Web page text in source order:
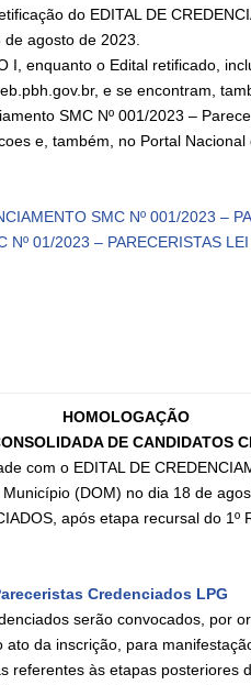
do EDITAL DE
de agosto de 2023.
I, enquanto o Edital retificado,
e se encontram,
SMC Nº 001/2023 –
e, também, no Portal
SMC Nº 001/2023 –
01/2023 – PARECERISTAS
HOMOLOGAÇÃO
DE CANDIDATOS
com o EDITAL DE
(DOM) no dia 18 de
após etapa recursal do
Credenciados LPG
serão convocados, por
da inscrição, para
referentes às etapas posteriores